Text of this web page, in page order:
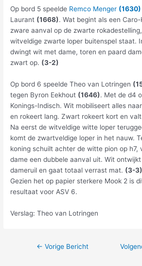
Op bord 5 speelde Remco Menger (1630)
Laurant (1668). Wat begint als een
zware aanval op de zwarte
witveldige zwarte loper buitenspel staat.
dwingt wit met dame, toren en paard
zwart op. (3-2)
Op bord 6 speelde Theo van Lotringen
tegen Byron Eekhout (1646). Met de d4
Konings-Indisch. Wit mobiliseert alles
en rokeert lang. Zwart rokeert kort en
Na eerst de witveldige witte loper
komt de zwartveldige loper in het nauw.
koning schuilt achter de witte pion op h7,
dame een dubbele aanval uit. Wit
dameruil en gaat totaal verrast mat. (3-3)
Gezien het op papier sterkere Mook 2 is
resultaat voor ASV 6.
Verslag: Theo van Lotringen
← Vorige Bericht